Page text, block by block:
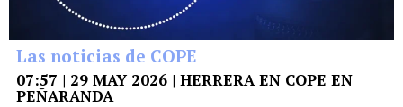
Las noticias de COPE
07:57 | 29 MAY 2026 | HERRERA EN COPE EN
PEÑARANDA